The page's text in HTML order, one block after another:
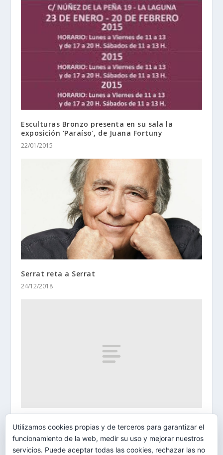
Esculturas Bronzo presenta en su sala la
exposición ‘Paraíso’, de Juana Fortuny
22/01/2015
Serrat reta a Serrat
24/12/2018
El Premio Internacional Cubadisco 2013 es para
el disco ‘Projeto Brasileiro’
10/05/2013
Utilizamos cookies propias y de terceros para garantizar el
funcionamiento de la web, medir su uso y mejorar nuestros
servicios. Puede aceptar todas las cookies, rechazar las no